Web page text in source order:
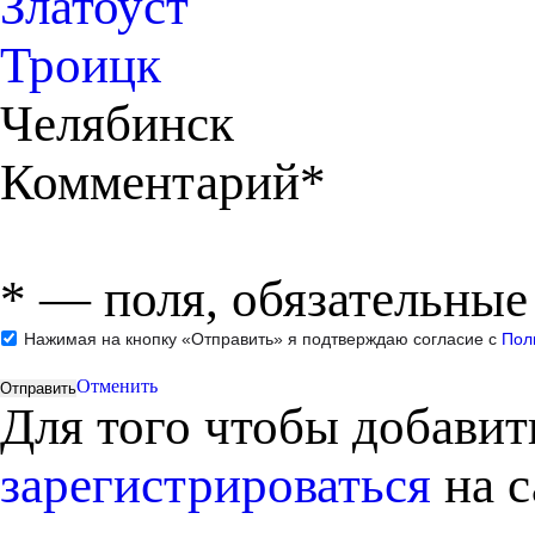
Троицк
Челябинск
Комментарий*
* — поля,
Нажимая на кнопку «Отправить» я подтверждаю согласие с
Отменить
Для того чтобы
зарегистрироваться на